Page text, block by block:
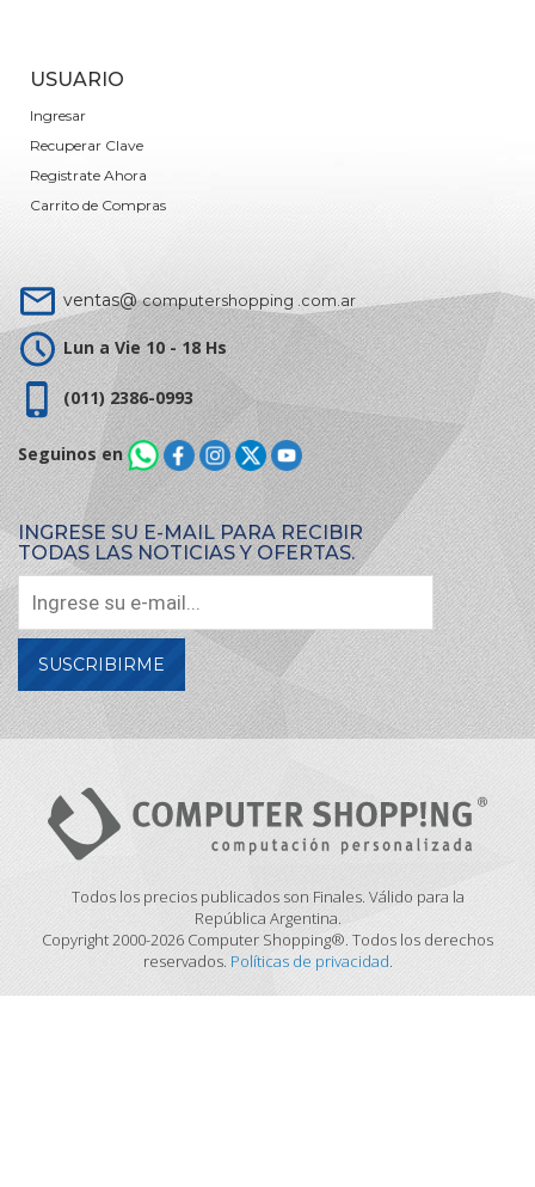
USUARIO
Ingresar
Recuperar Clave
Registrate Ahora
Carrito de Compras
ventas@computershopping .com.ar
Lun a Vie 10 - 18 Hs
(011) 2386-0993
Seguinos en
INGRESE SU E-MAIL PARA RECIBIR
TODAS LAS NOTICIAS Y OFERTAS.
SUSCRIBIRME
Todos los precios publicados son Finales. Válido para la
República Argentina.
Copyright 2000-2026 Computer Shopping®. Todos los derechos
reservados. Políticas de privacidad.